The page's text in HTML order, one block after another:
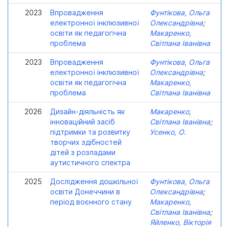
2023
Впровадження
електронної інклюзивної
освіти як педагогічна
проблема
Фунтікова, Ольга
Олександрівна;
Макаренко,
Світлана Іванівна
2023
Впровадження
електронної інклюзивної
освіти як педагогічна
проблема
Фунтікова, Ольга
Олександрівна;
Макаренко,
Світлана Іванівна
2026
Дизайн-діяльність як
інноваційний засіб
підтримки та розвитку
творчих здібностей
дітей з розладами
аутистичного спектра
Макаренко,
Світлана Іванівна;
Усенко, О.
2025
Дослідження дошкільної
освіти Донеччини в
період воєнного стану
Фунтікова, Ольга
Олександрівна;
Макаренко,
Світлана Іванівна;
Яйленко, Вікторія